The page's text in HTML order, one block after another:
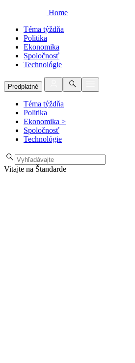
Home
Téma týždňa
Politika
Ekonomika
Spoločnosť
Technológie
Predplatné
Téma týždňa
Politika
Ekonomika >
Spoločnosť
Technológie
Vitajte na Štandarde